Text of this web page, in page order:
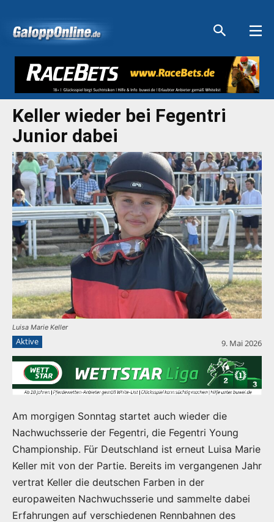
Keller wieder bei Fegentri
Junior dabei
Luisa Marie Keller
Aktive 9. Mai 2026
Am morgigen Sonntag startet auch wieder die
Nachwuchsserie der Fegentri, die Fegentri Young
Championship. Für Deutschland ist erneut Luisa Marie
Keller mit von der Partie. Bereits im vergangenen Jahr
vertrat Keller die deutschen Farben in der
europaweiten Nachwuchsserie und sammelte dabei
Erfahrungen auf verschiedenen Rennbahnen des